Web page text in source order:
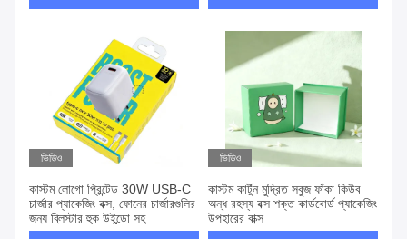
ভিডিও
কাস্টম লোগো প্রিন্টেড 30W USB-C
চার্জার প্যাকেজিং বক্স, ফোনের চার্জারগুলির
জন্য ব্লিস্টার হুক উইন্ডো সহ
ভিডিও
কাস্টম কার্টুন মুদ্রিত সবুজ ফাঁকা কিউব
অন্ধ রহস্য বক্স শক্ত কার্ডবোর্ড প্যাকেজিং
উপহারের বাক্স